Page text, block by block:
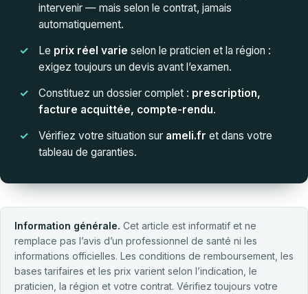
intervenir — mais selon le contrat, jamais
automatiquement.
Le prix réel varie selon le praticien et la région :
exigez toujours un devis avant l’examen.
Constituez un dossier complet : prescription,
facture acquittée, compte-rendu.
Vérifiez votre situation sur ameli.fr et dans votre
tableau de garanties.
Information générale. Cet article est informatif et ne
remplace pas l’avis d’un professionnel de santé ni les
informations officielles. Les conditions de remboursement, les
bases tarifaires et les prix varient selon l’indication, le
praticien, la région et votre contrat. Vérifiez toujours votre